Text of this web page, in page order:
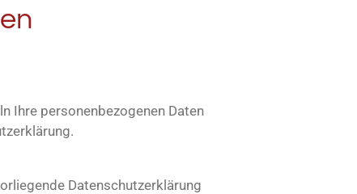
Ihre personenbezogenen Daten
Datenschutzerklärung